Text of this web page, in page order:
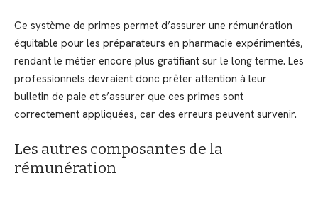
Ce système de primes permet d’assurer une rémunération
équitable pour les préparateurs en pharmacie expérimentés,
rendant le métier encore plus gratifiant sur le long terme. Les
professionnels devraient donc prêter attention à leur
bulletin de paie et s’assurer que ces primes sont
correctement appliquées, car des erreurs peuvent survenir.
Les autres composantes de la
rémunération